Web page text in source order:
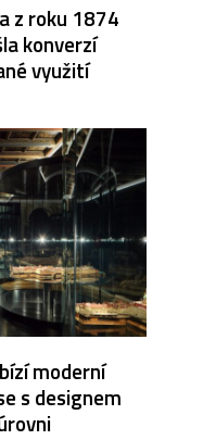
z roku 1874
konverzí
využití
moderní
s designem